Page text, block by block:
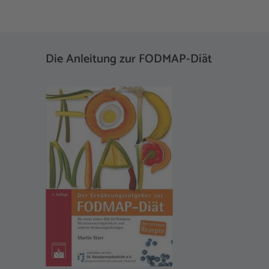
Die Anleitung zur FODMAP-Diät